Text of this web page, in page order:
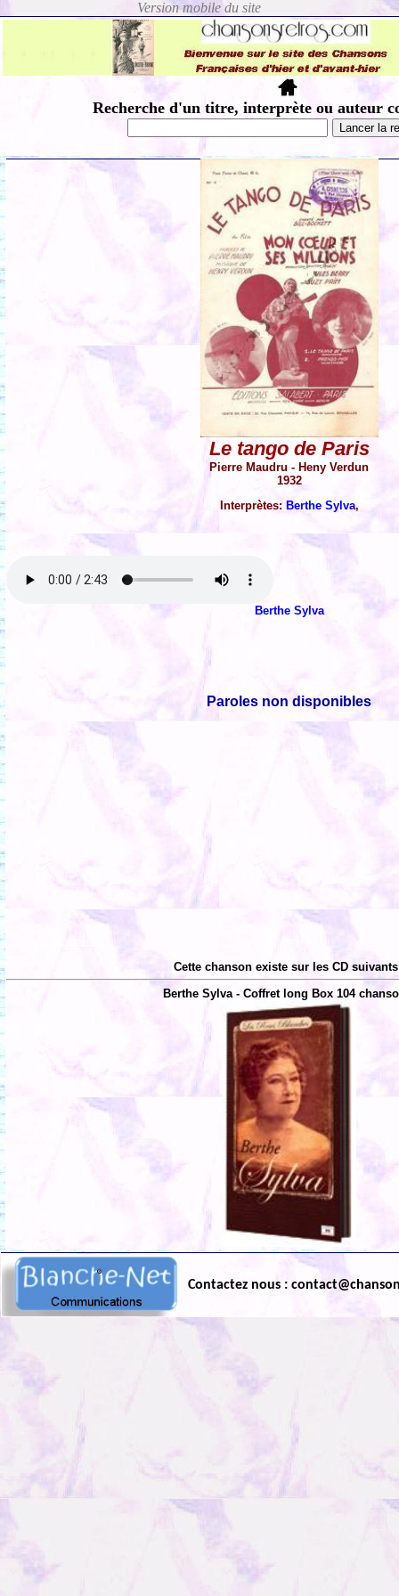
Recherche d'un titre, interprète ou auteur
Le tango de Paris
Pierre Maudru - Heny Verdun
1932
Interprètes: Berthe Sylva,
Berthe Sylva
Paroles non disponibles
Cette chanson existe sur les CD
Berthe Sylva - Coffret long Box 104
Contactez nous :